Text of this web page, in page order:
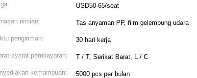
USD50-65/seat
rincian: Tas anyaman PP, film gelembung udara
pengiriman: 30 hari kerja
syarat pembayaran: T / T, Serikat Barat, L / C
kemampuan: 5000 pcs per bulan